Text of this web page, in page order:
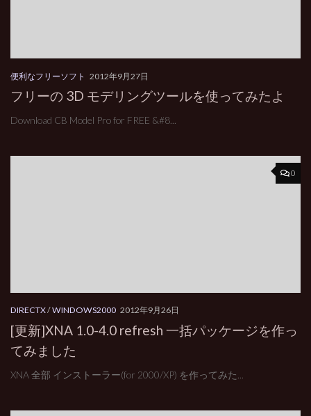
便利なフリーソフト 2012年9月27日
フリーの 3D モデリングツールを使ってみたよ
Download CB Model Pro for FREE &#8...
0
DIRECTX/WINDOWS2000 2012年9月26日
[更新]XNA 1.0-4.0 refresh 一括パッケージを作っ
てみました
XNA 全部 インストーラー(for 2000/XP) を作ってみた...